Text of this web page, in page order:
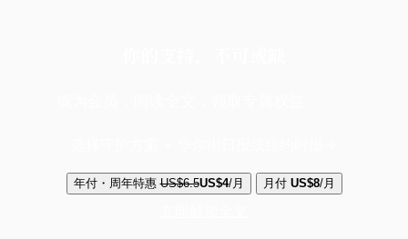
年付・周年特惠 US$6.5US$4/月 月付 US$8/月